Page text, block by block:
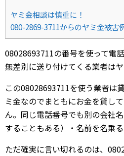
ヤミ金相談は慎重に！
080-2869-3711からのヤミ金被害
08028693711の番号を使って電
無差別に送り付けてくる業者はヤ
この08028693711を使う業者は
ミ金なのでまともにお金を貸し
ん。同じ電話番号でも別の会社
することもある）・名前を名乗る
ただ確実に言い切れるのは、